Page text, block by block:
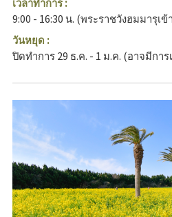
9:00 - 16:30 น. (พระราชวังฮมมารุเข้
วันหยุด :
ปิดทำการ 29 ธ.ค. - 1 ม.ค. (อาจมีกา